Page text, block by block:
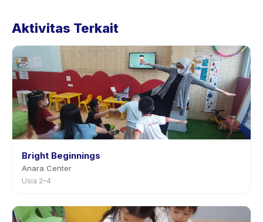
tertera pada halaman aktivitas di aplikasi. Kebanyakan
pemberitahuan sebelumnya.
Aktivitas Terkait
Bright Beginnings
Anara Center
Usia 2–4